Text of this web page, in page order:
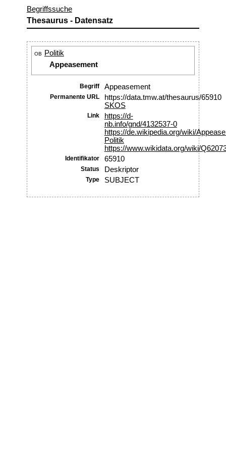
Begriffssuche
Thesaurus - Datensatz
OB
Politik
Appeasement
Begriff Appeasement
Permanente URL
https://data.tmw.at/thesaurus/65910
SKOS
Link
https://d-
nb.info/gnd/4132537-0
https://de.wikipedia.org/wiki/
Politik
https://www.wikidata.org/wiki/
Identifikator 65910
Status Deskriptor
Type SUBJECT